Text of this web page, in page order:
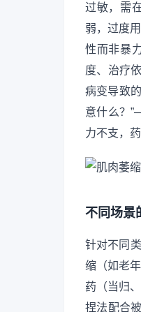
过敏，需
弱，过度
性而非暴
度、治疗
病变导致
意什么？
力不支，
不同场景
针对不同
缩（如老
药（当归
捏法配合